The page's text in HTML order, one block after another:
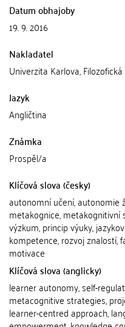
Datum obhajoby
19. 9. 2016
Nakladatel
Univerzita Karlova,
Jazyk
Angličtina
Známka
Prospěl/a
Klíčová slova (česky)
autonomní učení, autonomie
metakognice, metakognitivní
výzkum, princip výuky,
kompetence, rozvoj znalostí,
motivace
Klíčová slova (anglicky)
learner autonomy, self-
metacognitive strategies,
learner-centred approach,